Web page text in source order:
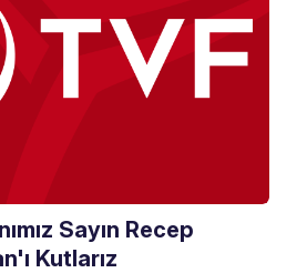
Sayın Recep
Kutlarız